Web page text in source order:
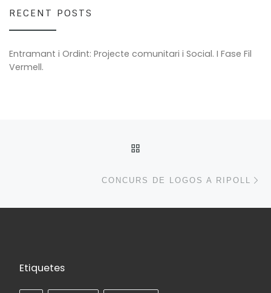
RECENT POSTS
Entramant i Ordint: Projecte comunitari i Social. I Fase Fil
Vermell.
Post navigation
CONCURS DE LOGOS A RIPOLL
Etiquetes